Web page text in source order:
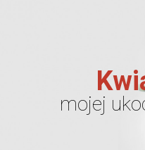
mojej